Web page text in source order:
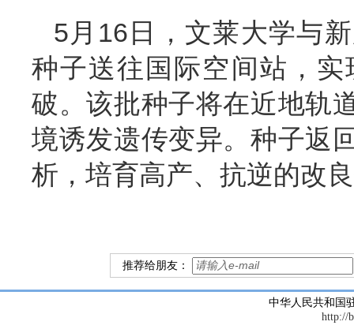
5月16日，文莱大学与
种子送往国际空间站，
破。该批种子将在近地轨
境诱发遗传变异。种子返
析，培育高产、抗逆的改
推荐给朋友：
中华人民共和国
http://